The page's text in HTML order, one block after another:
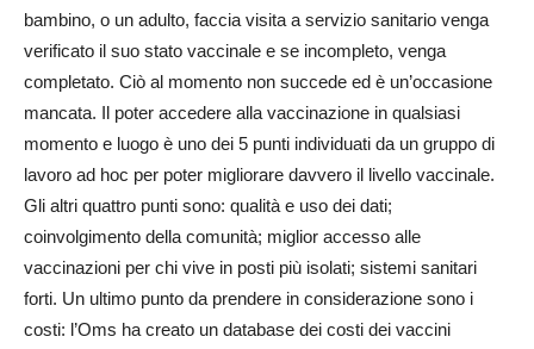
bambino, o un adulto, faccia visita a servizio sanitario venga
verificato il suo stato vaccinale e se incompleto, venga
completato. Ciò al momento non succede ed è un’occasione
mancata. Il poter accedere alla vaccinazione in qualsiasi
momento e luogo è uno dei 5 punti individuati da un gruppo di
lavoro ad hoc per poter migliorare davvero il livello vaccinale.
Gli altri quattro punti sono: qualità e uso dei dati;
coinvolgimento della comunità; miglior accesso alle
vaccinazioni per chi vive in posti più isolati; sistemi sanitari
forti. Un ultimo punto da prendere in considerazione sono i
costi: l’Oms ha creato un database dei costi dei vaccini